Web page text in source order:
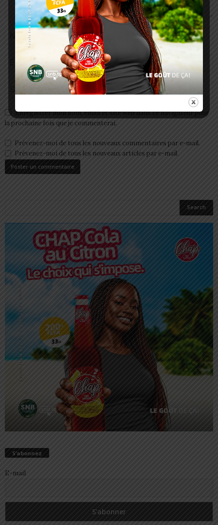
Enregistrer mon nom, email et site web dans ce navigateur pour
la prochaine fois que je commenterai.
Prévenez-moi de tous les nouveaux commentaires par e-mail.
Prévenez-moi de tous les nouveaux articles par e-mail.
S’abonnez
E-mail